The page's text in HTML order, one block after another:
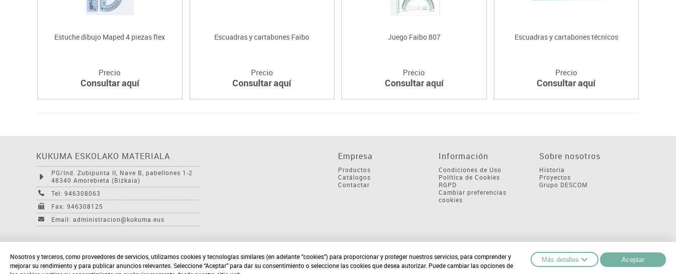
Estuche dibujo Maped 4 piezas flex
Precio
Consultar aquí
Escuadras y cartabones Faibo
Precio
Consultar aquí
Juego Faibo 807
Precio
Consultar aquí
Escuadras y cartabones técnicos
Precio
Consultar aquí
KUKUMA ESKOLAKO MATERIALA
PG/Ind. Zubipunta II, Nave B, pabellones 1-2
48340 Amorebieta (Bizkaia)
Tel: 946308063
Fax: 946308125
Email: administracion@kukuma.eus
Empresa
Productos
Catálogos
Contactar
Información
Condiciones de Uso
Política de Cookies
RGPD
Cambiar preferencias
cookies
Sobre nosotros
Historia
Proyectos
Grupo DESCOM
Nosotros y terceros, como proveedores de servicios, utilizamos cookies y tecnologías similares (en adelante “cookies”) para proporcionar y proteger nuestros servicios, para comprender y
mejorar su rendimiento y para publicar anuncios relevantes. Seleccione “Aceptar” para dar su consentimiento o seleccione las cookies que desea autorizar. Puede cambiar las opciones de
Más detalles Aceptar